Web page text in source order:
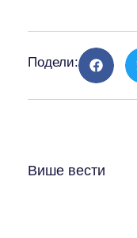
Подели:
Више вести